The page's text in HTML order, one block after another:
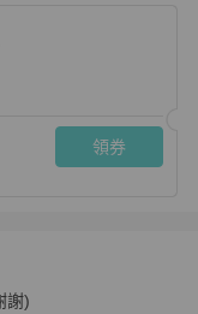
領券
字母印花圓領短袖
謝)